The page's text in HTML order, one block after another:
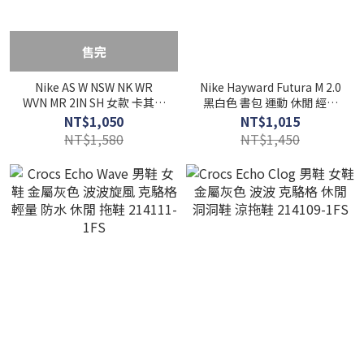
售完
Nike AS W NSW NK WR
WVN MR 2IN SH 女款 卡其色
運動 短褲 FV7501-320
NT$1,050
NT$1,580
Nike Hayward Futura M 2.0
黑白色 書包 運動 休閒 經典
後背包 BA5217-010
NT$1,015
NT$1,450